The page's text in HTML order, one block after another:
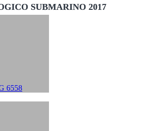
SUBMARINO 2017